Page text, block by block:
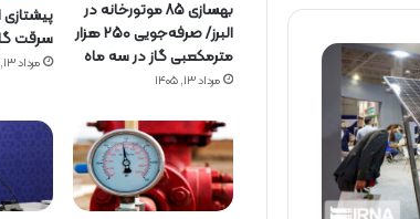
بهسازی ۸۵ موتورخانه در
البرز/ صرفه‌جویی ۲۵۰ هزار
مترمکعبی گاز در سه ماه
مرداد ۱۳, ۱۴۰۵
پیشتازی
سرقت
مرداد ۱۳, ۱۴۰۵